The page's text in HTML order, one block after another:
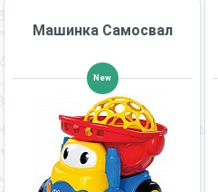
Машинка Самосвал
New